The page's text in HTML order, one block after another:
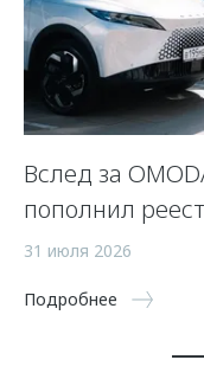
Вслед за
пополнил
31 июля 2026
Подробнее